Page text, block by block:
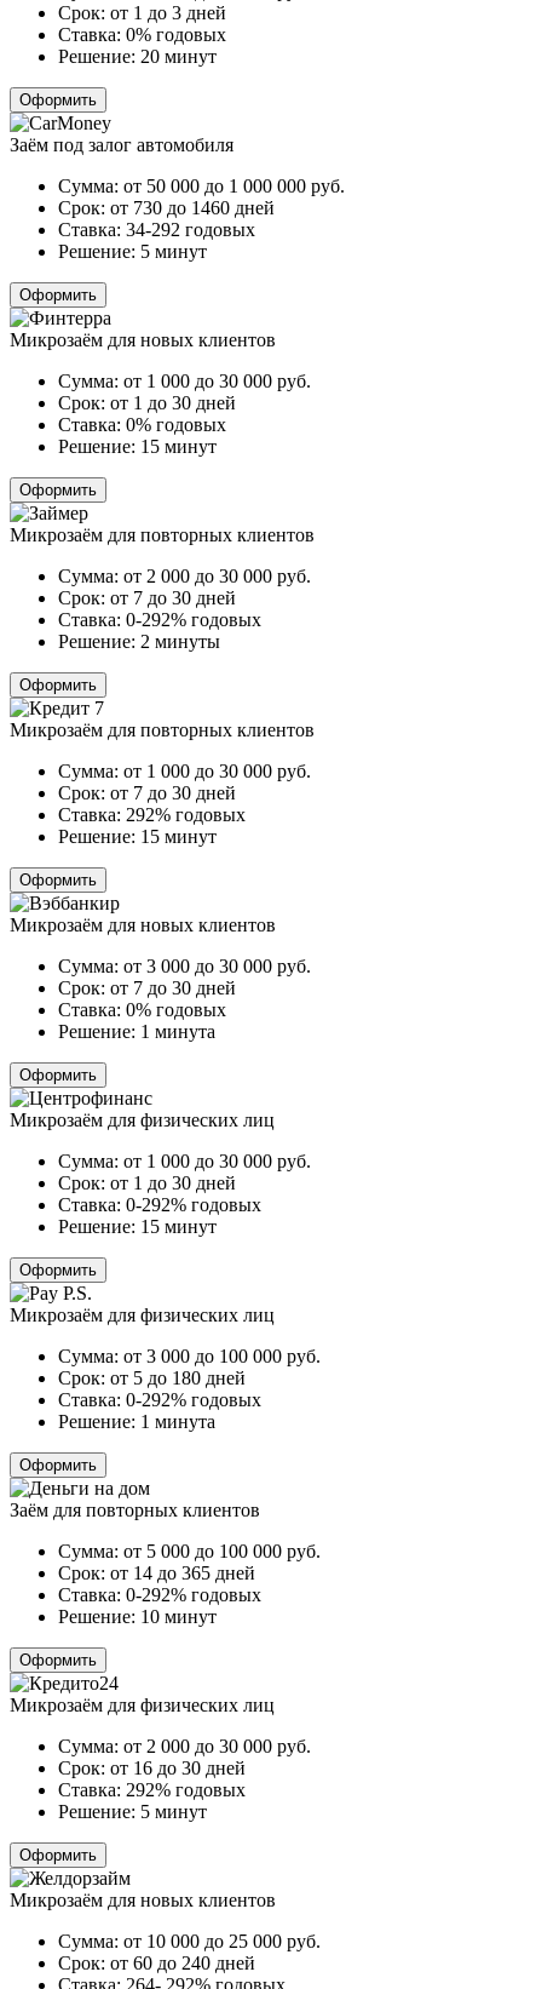
Срок: от 1 до 3 дней
Ставка: 0% годовых
Решение: 20 минут
Оформить
Заём под залог автомобиля
Сумма: от 50 000 до 1 000 000 руб.
Срок: от 730 до 1460 дней
Ставка: 34-292 годовых
Решение: 5 минут
Оформить
Микрозаём для новых клиентов
Сумма: от 1 000 до 30 000 руб.
Срок: от 1 до 30 дней
Ставка: 0% годовых
Решение: 15 минут
Оформить
Микрозаём для повторных клиентов
Сумма: от 2 000 до 30 000 руб.
Срок: от 7 до 30 дней
Ставка: 0-292% годовых
Решение: 2 минуты
Оформить
Микрозаём для повторных клиентов
Сумма: от 1 000 до 30 000 руб.
Срок: от 7 до 30 дней
Ставка: 292% годовых
Решение: 15 минут
Оформить
Микрозаём для новых клиентов
Сумма: от 3 000 до 30 000 руб.
Срок: от 7 до 30 дней
Ставка: 0% годовых
Решение: 1 минута
Оформить
Микрозаём для физических лиц
Сумма: от 1 000 до 30 000 руб.
Срок: от 1 до 30 дней
Ставка: 0-292% годовых
Решение: 15 минут
Оформить
Микрозаём для физических лиц
Сумма: от 3 000 до 100 000 руб.
Срок: от 5 до 180 дней
Ставка: 0-292% годовых
Решение: 1 минута
Оформить
Заём для повторных клиентов
Сумма: от 5 000 до 100 000 руб.
Срок: от 14 до 365 дней
Ставка: 0-292% годовых
Решение: 10 минут
Оформить
Микрозаём для физических лиц
Сумма: от 2 000 до 30 000 руб.
Срок: от 16 до 30 дней
Ставка: 292% годовых
Решение: 5 минут
Оформить
Микрозаём для новых клиентов
Сумма: от 10 000 до 25 000 руб.
Срок: от 60 до 240 дней
Ставка: 264- 292% годовых